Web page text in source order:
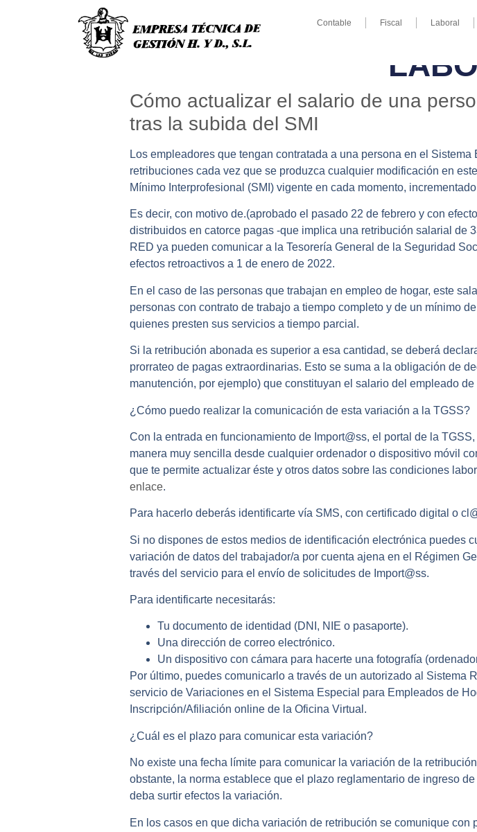
Contable Fiscal Laboral
Cómo actualizar el salario de una
tras la subida del SMI
Los empleadores que tengan contratada a una persona en el
retribuciones cada vez que se produzca cualquier modificación en
Mínimo Interprofesional (SMI) vigente en cada momento,
Es decir, con motivo de.(aprobado el pasado 22 de febrero y con
distribuidos en catorce pagas -que implica una retribución salarial de
RED ya pueden comunicar a la Tesorería General de la Seguridad
efectos retroactivos a 1 de enero de 2022.
En el caso de las personas que trabajan en empleo de hogar, este
personas con contrato de trabajo a tiempo completo y de un mínimo
quienes presten sus servicios a tiempo parcial.
Si la retribución abonada es superior a esa cantidad, se deberá
prorrateo de pagas extraordinarias. Esto se suma a la obligación de
manutención, por ejemplo) que constituyan el salario del empleado de
¿Cómo puedo realizar la comunicación de esta variación a la TGSS?
Con la entrada en funcionamiento de Import@ss, el portal de la
manera muy sencilla desde cualquier ordenador o dispositivo móvil
que te permite actualizar éste y otros datos sobre las condiciones
enlace.
Para hacerlo deberás identificarte vía SMS, con certificado digital o
Si no dispones de estos medios de identificación electrónica puedes
variación de datos del trabajador/a por cuenta ajena en el Régimen
través del servicio para el envío de solicitudes de Import@ss.
Para identificarte necesitarás:
Tu documento de identidad (DNI, NIE o pasaporte).
Una dirección de correo electrónico.
Un dispositivo con cámara para hacerte una fotografía
Por último, puedes comunicarlo a través de un autorizado al Sistema
servicio de Variaciones en el Sistema Especial para Empleados de
Inscripción/Afiliación online de la Oficina Virtual.
¿Cuál es el plazo para comunicar esta variación?
No existe una fecha límite para comunicar la variación de la
obstante, la norma establece que el plazo reglamentario de ingreso
deba surtir efectos la variación.
En los casos en que dicha variación de retribución se comunique